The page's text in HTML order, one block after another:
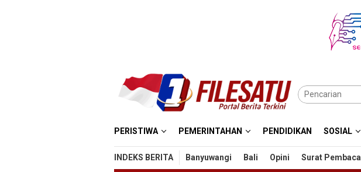
PERISTIWA PEMERINTAHAN PENDIDIKAN SOSIAL
INDEKS BERITA Banyuwangi Bali Opini Surat Pembaca